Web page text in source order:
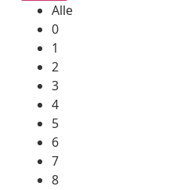
Alle
0
1
2
3
4
5
6
7
8